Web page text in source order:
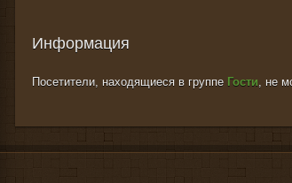
Информация
Посетители, находящиеся в группе Гости, не